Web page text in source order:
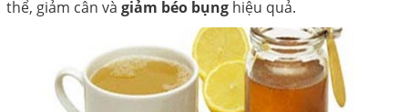
thể, giảm cân và giảm béo bụng hiệu quả.